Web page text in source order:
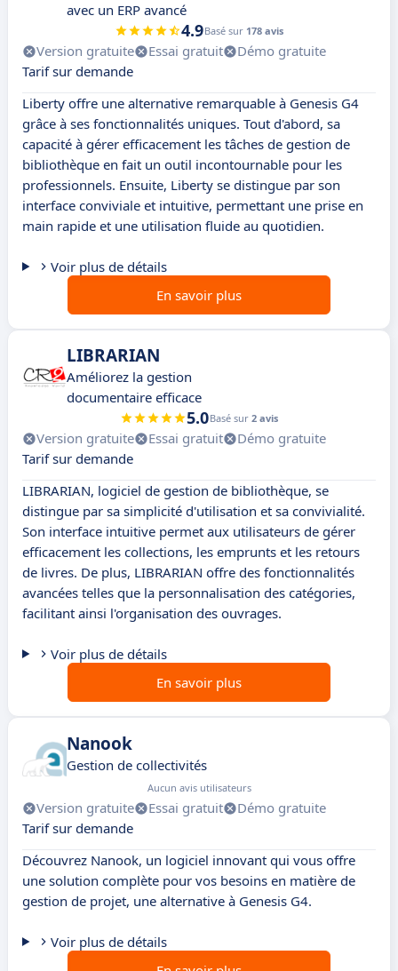
avec un ERP avancé
4.9Basé sur 178 avis
Version gratuite Essai gratuit
Démo gratuite
Tarif sur demande
Liberty offre une alternative remarquable à Genesis G4
grâce à ses fonctionnalités uniques. Tout d'abord, sa
capacité à gérer efficacement les tâches de gestion de
bibliothèque en fait un outil incontournable pour les
professionnels. Ensuite, Liberty se distingue par son
interface conviviale et intuitive, permettant une prise en
main rapide et une utilisation fluide au quotidien.
Voir plus de détails
En savoir plus
LIBRARIAN
Améliorez la gestion
documentaire efficace
5.0Basé sur 2 avis
Version gratuite Essai gratuit
Démo gratuite
Tarif sur demande
LIBRARIAN, logiciel de gestion de bibliothèque, se
distingue par sa simplicité d'utilisation et sa convivialité.
Son interface intuitive permet aux utilisateurs de gérer
efficacement les collections, les emprunts et les retours
de livres. De plus, LIBRARIAN offre des fonctionnalités
avancées telles que la personnalisation des catégories,
facilitant ainsi l'organisation des ouvrages.
Voir plus de détails
En savoir plus
Nanook
Gestion de collectivités
Aucun avis utilisateurs
Version gratuite Essai gratuit
Démo gratuite
Tarif sur demande
Découvrez Nanook, un logiciel innovant qui vous offre
une solution complète pour vos besoins en matière de
gestion de projet, une alternative à Genesis G4.
Voir plus de détails